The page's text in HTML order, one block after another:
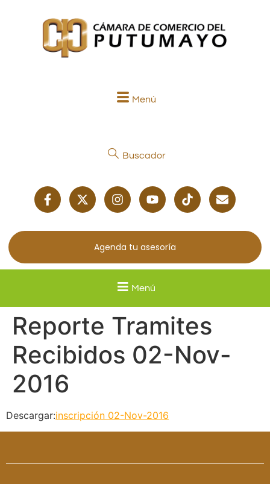
Menú
Buscador
Agenda tu asesoría
Menú
Reporte Tramites
Recibidos 02-Nov-
2016
Descargar:inscripción 02-Nov-2016